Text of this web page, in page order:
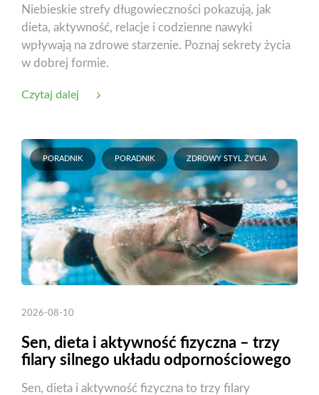
Niebieskie strefy długowieczności pokazują, jak
dieta, aktywność, relacje i codzienne nawyki
wpływają na zdrowe starzenie. Poznaj sekrety życia
w dobrej formie.
Czytaj dalej
PORADNIK PORADNIK ZDROWY STYL ŻYCIA
2026-08-10
Sen, dieta i aktywność fizyczna – trzy
filary silnego układu odpornościowego
Sen, dieta i aktywność fizyczna to trzy filary